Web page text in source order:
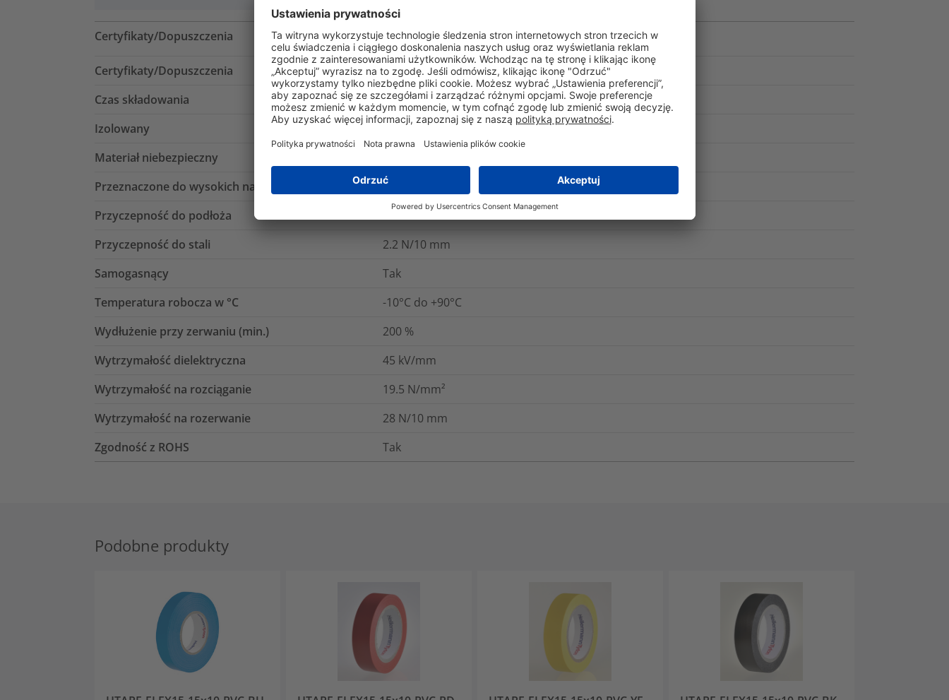
Certyfikaty/Dopuszczenia
Certyfikaty/Dopuszczenia
IEC 60454-3-1-6/F-PVCP/90
Czas składowania
5 lat
Izolowany
Tak
Materiał niebezpieczny
Przeznaczone do wysokich napięć
Nie
Przyczepność do podłoża
N/10 mm
Przyczepność do stali
2.2 N/10 mm
Samogasnący
Tak
Temperatura robocza w °C
-10°C do +90°C
Wydłużenie przy zerwaniu (min.)
200 %
Wytrzymałość dielektryczna
45 kV/mm
Wytrzymałość na rozciąganie
19.5 N/mm²
Wytrzymałość na rozerwanie
28 N/10 mm
Zgodność z ROHS
Tak
Podobne produkty